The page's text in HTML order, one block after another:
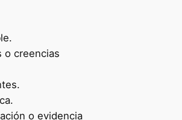
o creencias
o evidencia